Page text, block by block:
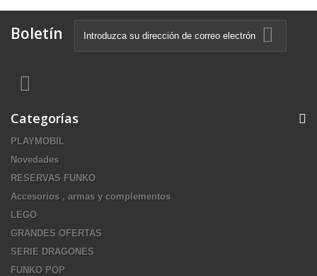
Boletín
Categorías
PLAYMOBIL
Novedades
RESERVAS FUNKO
Accesorios , armas y complementos
LEGO
GRANDES OFERTAS
SERIE DRAGONES
FUNKO POP